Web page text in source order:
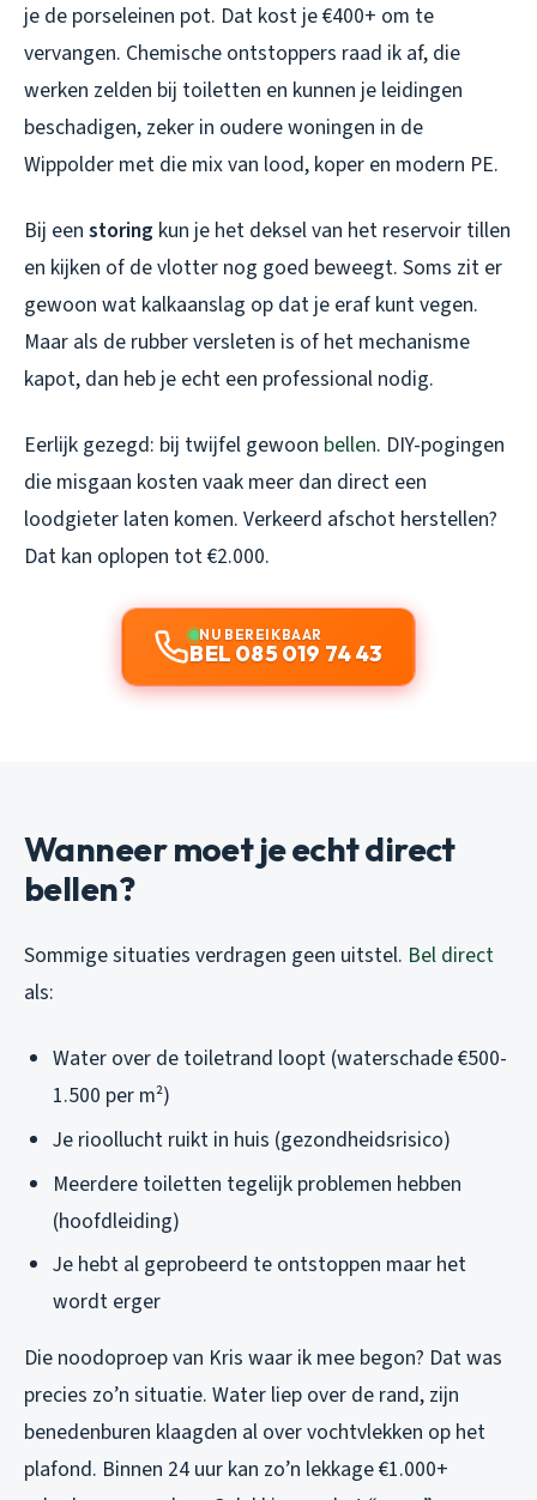
je de porseleinen pot. Dat kost je €400+ om te
vervangen. Chemische ontstoppers raad ik af, die
werken zelden bij toiletten en kunnen je leidingen
beschadigen, zeker in oudere woningen in de
Wippolder met die mix van lood, koper en modern PE.
Bij een storing kun je het deksel van het reservoir tillen
en kijken of de vlotter nog goed beweegt. Soms zit er
gewoon wat kalkaanslag op dat je eraf kunt vegen.
Maar als de rubber versleten is of het mechanisme
kapot, dan heb je echt een professional nodig.
Eerlijk gezegd: bij twijfel gewoon bellen. DIY-pogingen
die misgaan kosten vaak meer dan direct een
loodgieter laten komen. Verkeerd afschot herstellen?
Dat kan oplopen tot €2.000.
NU BEREIKBAAR
BEL 085 019 74 43
Wanneer moet je echt direct
bellen?
Sommige situaties verdragen geen uitstel. Bel direct
als:
Water over de toiletrand loopt (waterschade €500-
1.500 per m²)
Je rioollucht ruikt in huis (gezondheidsrisico)
Meerdere toiletten tegelijk problemen hebben
(hoofdleiding)
Je hebt al geprobeerd te ontstoppen maar het
wordt erger
Die noodoproep van Kris waar ik mee begon? Dat was
precies zo’n situatie. Water liep over de rand, zijn
benedenburen klaagden al over vochtvlekken op het
plafond. Binnen 24 uur kan zo’n lekkage €1.000+